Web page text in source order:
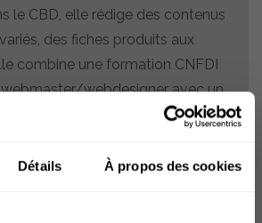
Détails À propos des cookies
le CBD, elle rédige des contenus
des fiches produits aux
combine une formation CNFDI
webdesigner avec un
autodidacte du SEO, de la